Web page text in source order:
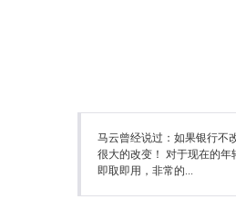
马云曾经说过：如果银行不
很大的改变！ 对于现在的年
即取即用，非常的...